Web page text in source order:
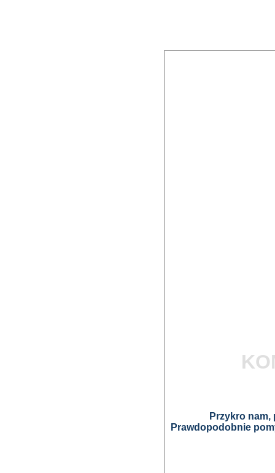
Przykro
Prawdopodobnie